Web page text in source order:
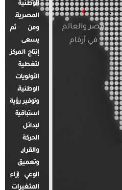
مصر والعالم
في أرقام
الوطنية
المصرية.
ومن ثم
يسعى
إنتاج المركز
لتغطية
الأولويات
الوطنية،
وتوفير رؤية
استباقية
لبدائل
الحركة
والقرار.
وتعميق
الوعي إزاء
المتغيرات